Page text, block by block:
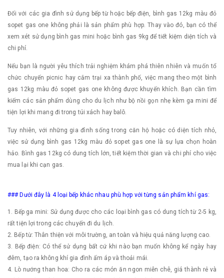
Đối với các gia đình sử dụng bếp từ hoặc bếp điện, bình gas 12kg màu đỏ
sopet gas one không phải là sản phẩm phù hợp. Thay vào đó, bạn có thể
xem xét sử dụng bình gas mini hoặc bình gas 9kg để tiết kiệm diện tích và
chi phí.
Nếu bạn là người yêu thích trải nghiệm khám phá thiên nhiên và muốn tổ
chức chuyến picnic hay cắm trại xa thành phố, việc mang theo một bình
gas 12kg màu đỏ sopet gas one không được khuyến khích. Bạn cần tìm
kiếm các sản phẩm dùng cho du lịch như bộ nồi gọn nhẹ kèm ga mini để
tiện lợi khi mang đi trong túi xách hay balô.
Tuy nhiên, với những gia đình sống trong căn hộ hoặc có diện tích nhỏ,
việc sử dụng bình gas 12kg màu đỏ sopet gas one là sự lựa chọn hoàn
hảo. Bình gas 12kg có dung tích lớn, tiết kiệm thời gian và chi phí cho việc
mua lại khi cạn gas.
### Dưới đây là 4 loại bếp khác nhau phù hợp với từng sản phẩm khí gas:
1. Bếp ga mini: Sử dụng được cho các loại bình gas có dung tích từ 2-5 kg,
rất tiện lợi trong các chuyến đi du lịch.
2. Bếp từ: Thân thiện với môi trường, an toàn và hiệu quả năng lượng cao.
3. Bếp điện: Có thể sử dụng bất cứ khi nào bạn muốn không kể ngày hay
đêm, tạo ra không khí gia đình ấm áp và thoải mái.
4. Lò nướng than hoa: Cho ra các món ăn ngon miễn chê, giá thành rẻ và